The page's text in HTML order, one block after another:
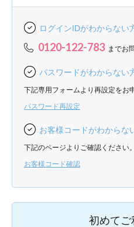
ログインIDがわからない
0120-122-783 までお
パスワードがわからない
下記専用フォームより再設定をお
パスワード再設定
お客様コードがわからな
下記のページよりご確認ください。
お客様コード確認
初めてご